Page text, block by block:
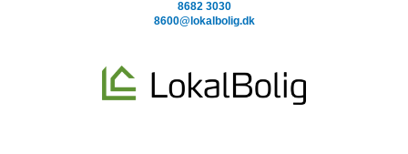
8682 3030
8600@lokalbolig.dk